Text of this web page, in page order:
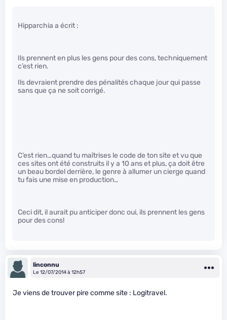
Hipparchia a écrit :
Ils prennent en plus les gens pour des cons, techniquement
c’est rien.
Ils devraient prendre des pénalités chaque jour qui passe
sans que ça ne soit corrigé.
C’est rien…quand tu maîtrises le code de ton site et vu que
ces sites ont été construits il y a 10 ans et plus, ça doit être
un beau bordel derrière, le genre à allumer un cierge quand
tu fais une mise en production…
Ceci dit, il aurait pu anticiper donc oui, ils prennent les gens
pour des cons!
linconnu
Le 12/07/2014 à 12h57
Je viens de trouver pire comme site : Logitravel.